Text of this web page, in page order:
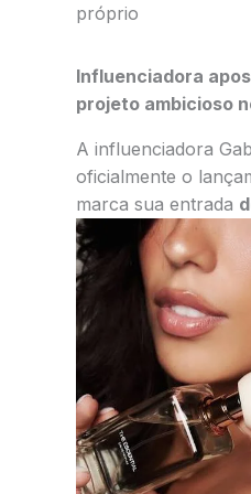
próprio
Influenciadora
projeto ambicioso
A influenciadora
oficialmente o
marca sua entrada